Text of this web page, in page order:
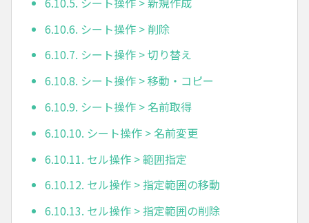
6.10.6. シート操作 > 削除
6.10.7. シート操作 > 切り替え
6.10.8. シート操作 > 移動・コピー
6.10.9. シート操作 > 名前取得
6.10.10. シート操作 > 名前変更
6.10.11. セル操作 > 範囲指定
6.10.12. セル操作 > 指定範囲の移動
6.10.13. セル操作 > 指定範囲の削除